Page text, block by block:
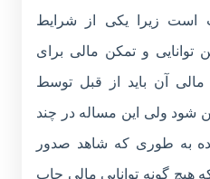
زیرا یکی از شرایط
توانایی و تمکن مالی برای
آن باید از قبل توسط
شود ولی این مساله در چند
به طوری که شاهد صدور
هیچ گونه توانایی مالی چاپ